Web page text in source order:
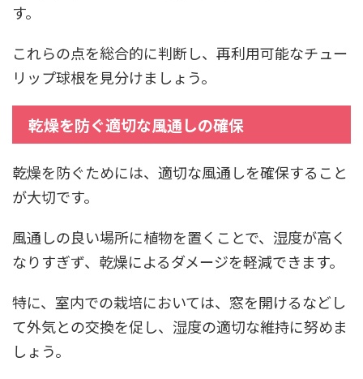
す。
これらの点を総合的に判断し、再利用可能なチュー
リップ球根を見分けましょう。
乾燥を防ぐ適切な風通しの確保
乾燥を防ぐためには、適切な風通しを確保すること
が大切です。
風通しの良い場所に植物を置くことで、湿度が高く
なりすぎず、乾燥によるダメージを軽減できます。
特に、室内での栽培においては、窓を開けるなどし
て外気との交換を促し、湿度の適切な維持に努めま
しょう。